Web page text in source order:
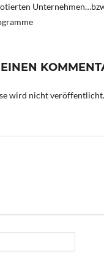
wird nicht veröffentlicht.